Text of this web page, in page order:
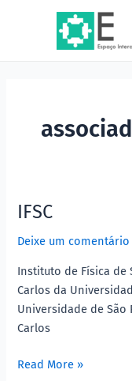
IFSC
Deixe um comentário
Instituto de Física de
Carlos da
Universidade de São
Carlos
IFSC
Read More »